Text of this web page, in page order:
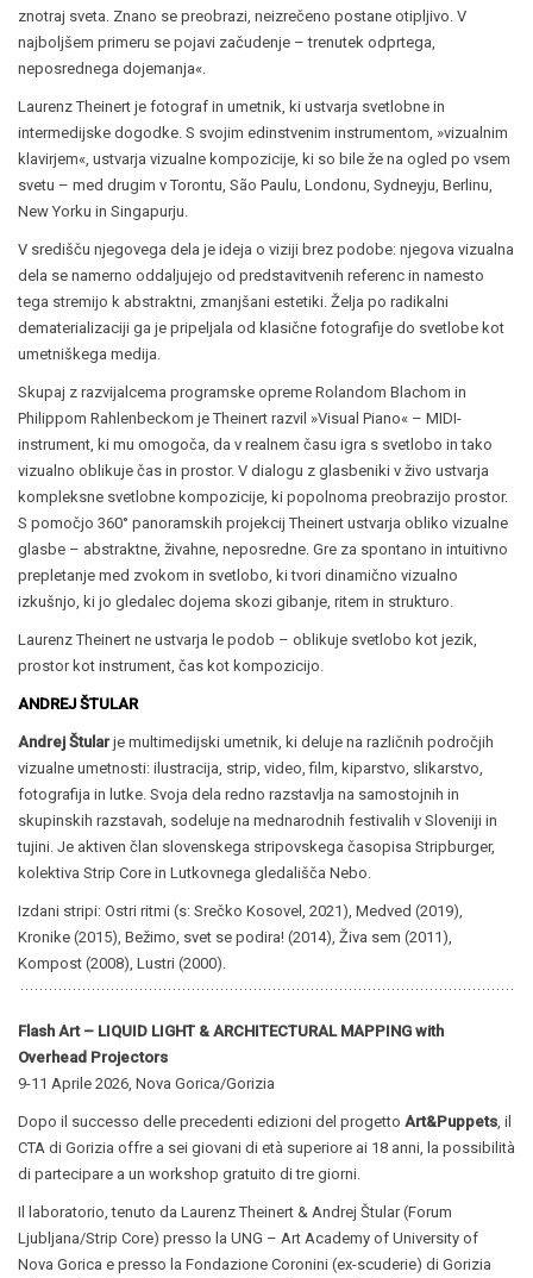
znotraj sveta. Znano se preobrazi, neizrečeno postane otipljivo. V
najboljšem primeru se pojavi začudenje – trenutek odprtega,
neposrednega dojemanja«.
Laurenz Theinert je fotograf in umetnik, ki ustvarja svetlobne in
intermedijske dogodke. S svojim edinstvenim instrumentom, »vizualnim
klavirjem«, ustvarja vizualne kompozicije, ki so bile že na ogled po vsem
svetu – med drugim v Torontu, São Paulu, Londonu, Sydneyju, Berlinu,
New Yorku in Singapurju.
V središču njegovega dela je ideja o viziji brez podobe: njegova vizualna
dela se namerno oddaljujejo od predstavitvenih referenc in namesto
tega stremijo k abstraktni, zmanjšani estetiki. Želja po radikalni
dematerializaciji ga je pripeljala od klasične fotografije do svetlobe kot
umetniškega medija.
Skupaj z razvijalcema programske opreme Rolandom Blachom in
Philippom Rahlenbeckom je Theinert razvil »Visual Piano« – MIDI-
instrument, ki mu omogoča, da v realnem času igra s svetlobo in tako
vizualno oblikuje čas in prostor. V dialogu z glasbeniki v živo ustvarja
kompleksne svetlobne kompozicije, ki popolnoma preobrazijo prostor.
S pomočjo 360° panoramskih projekcij Theinert ustvarja obliko vizualne
glasbe – abstraktne, živahne, neposredne. Gre za spontano in intuitivno
prepletanje med zvokom in svetlobo, ki tvori dinamično vizualno
izkušnjo, ki jo gledalec dojema skozi gibanje, ritem in strukturo.
Laurenz Theinert ne ustvarja le podob – oblikuje svetlobo kot jezik,
prostor kot instrument, čas kot kompozicijo.
ANDREJ ŠTULAR
Andrej Štularje multimedijski umetnik, ki deluje na različnih področjih
vizualne umetnosti: ilustracija, strip, video, film, kiparstvo, slikarstvo,
fotografija in lutke. Svoja dela redno razstavlja na samostojnih in
skupinskih razstavah, sodeluje na mednarodnih festivalih v Sloveniji in
tujini. Je aktiven član slovenskega stripovskega časopisa Stripburger,
kolektiva Strip Core in Lutkovnega gledališča Nebo.
Izdani stripi: Ostri ritmi (s: Srečko Kosovel, 2021), Medved (2019),
Kronike (2015), Bežimo, svet se podira! (2014), Živa sem (2011),
Kompost (2008), Lustri (2000).
Flash Art – LIQUID LIGHT & ARCHITECTURAL MAPPING with
Overhead Projectors
9-11 Aprile 2026, Nova Gorica/Gorizia
Dopo il successo delle precedenti edizioni del progetto Art&Puppets, il
CTA di Gorizia offre a sei giovani di età superiore ai 18 anni, la possibilità
di partecipare a un workshop gratuito di tre giorni.
Il laboratorio, tenuto da Laurenz Theinert & Andrej Štular (Forum
Ljubljana/Strip Core) presso la UNG – Art Academy of University of
Nova Gorica e presso la Fondazione Coronini (ex-scuderie) di Gorizia